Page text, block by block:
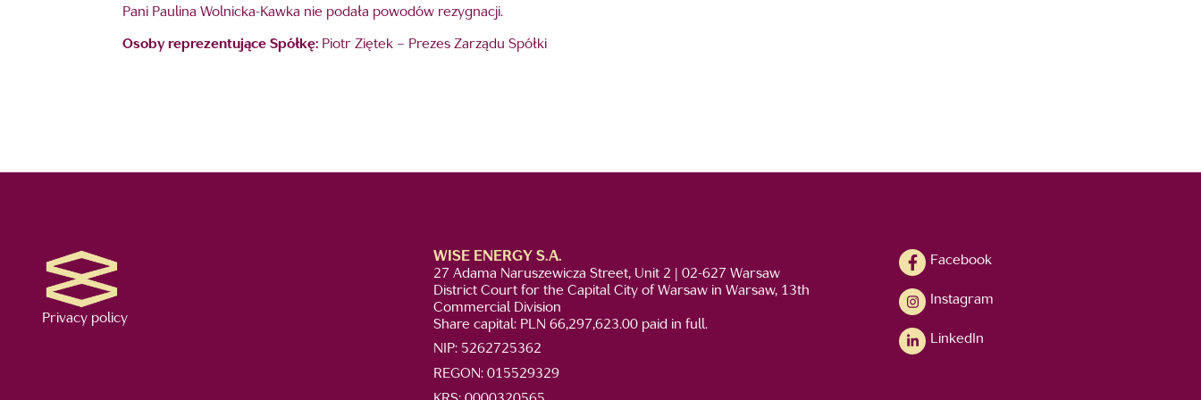
Pani Paulina Wolnicka-Kawka nie podała powodów rezygnacji.
Osoby reprezentujące Spółkę: Piotr Ziętek – Prezes Zarządu Spółki
Privacy policy
WISE ENERGY S.A.
27 Adama Naruszewicza Street, Unit 2 | 02-627 Warsaw
District Court for the Capital City of Warsaw in Warsaw, 13th
Commercial Division
Share capital: PLN 66,297,623.00 paid in full.
NIP: 5262725362
REGON: 015529329
Facebook
Instagram
LinkedIn